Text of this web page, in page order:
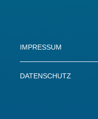
IMPRESSUM
DATENSCHUTZ